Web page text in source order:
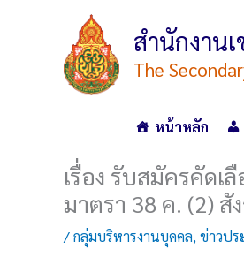
สำนักงาน
The
หน้าหลัก
เรื่อง รับสมัครคัด
มาตรา 38 ค. (2)
/กลุ่มบริหารงานบุคคล, ข่าวป